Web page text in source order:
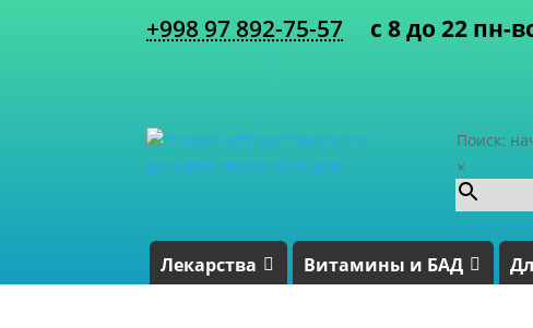
+998 97 892-75-57 с 8 до 22 пн-
Поиск:
×
Лекарства Витамины и БАД